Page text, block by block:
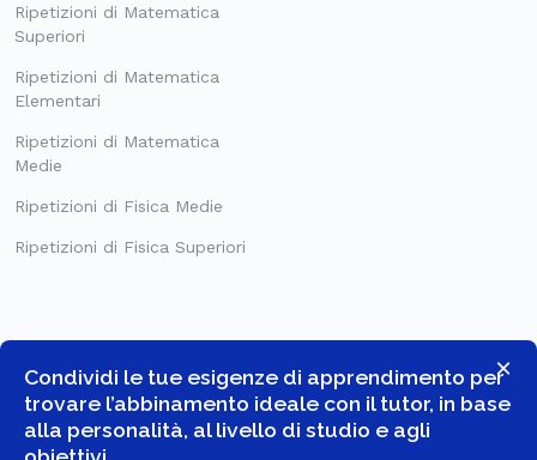
×
Condividi le tue esigenze di apprendimento per
trovare l’abbinamento ideale con il tutor, in base
alla personalità, al livello di studio e agli
Ripetizioni di Matematica
Superiori
Ripetizioni di Matematica
Elementari
Ripetizioni di Matematica
Medie
Ripetizioni di Fisica Medie
Ripetizioni di Fisica Superiori